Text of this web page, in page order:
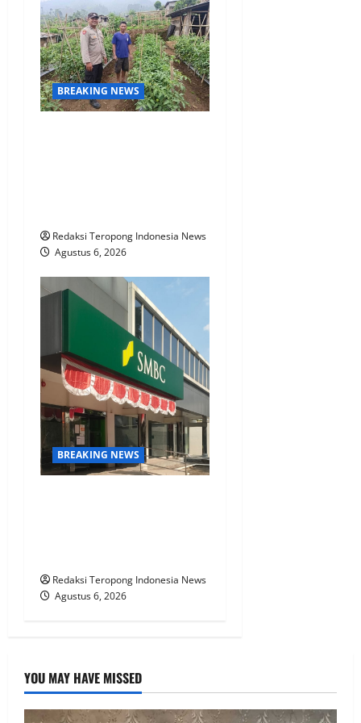
BREAKING NEWS
Redaksi Teropong Indonesia News
Agustus 6, 2026
BREAKING NEWS
Redaksi Teropong Indonesia News
Agustus 6, 2026
YOU MAY HAVE MISSED